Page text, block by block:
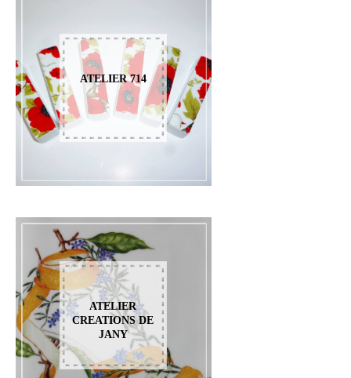
ATELIER 714
ATELIER
CREATIONS DE
JANY